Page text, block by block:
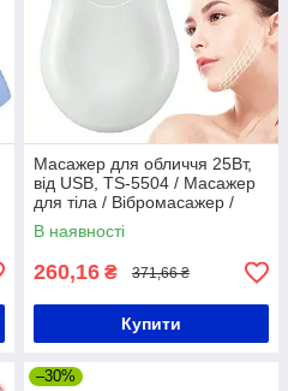
Масажер для обличчя 25Вт,
від USB, TS-5504 / Масажер
для тіла / Вібромасажер /
Ручний масажер
В наявності
260,16 ₴ 371,66 ₴
Купити
–30%